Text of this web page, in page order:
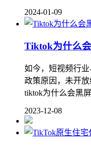
2024-01-09
Tiktok为什么
如今，短视频行
政策原因，未开
tiktok为什么会黑
2023-12-08